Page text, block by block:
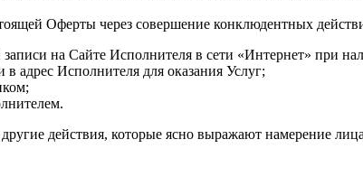
Оферты через совершение конклюдентных
записи на Сайте Исполнителя в сети «Интернет» при
адрес Исполнителя для оказания Услуг;
действия, которые ясно выражают намерение